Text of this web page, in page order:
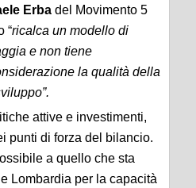
Erba del Movimento 5
“ricalca un modello di
e non tiene
la qualità della
attive e investimenti,
punti di forza del bilancio.
a quello che sta
Lombardia per la capacità